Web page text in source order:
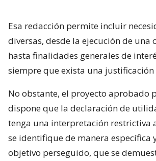
Esa redacción permite incluir
diversas, desde la ejecución de una
hasta finalidades generales de
siempre que exista una
No obstante, el proyecto aprobado
dispone que la declaración de
tenga una interpretación restrictiva
se identifique de manera específica
objetivo perseguido, que se